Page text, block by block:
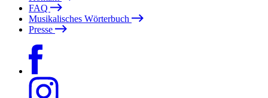
FAQ
Musikalisches Wörterbuch
Presse